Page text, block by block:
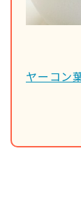
ヤーコン